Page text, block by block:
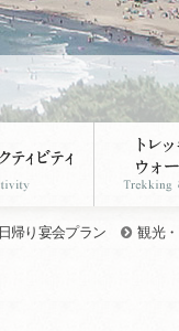
日帰り宴会プラン 観光